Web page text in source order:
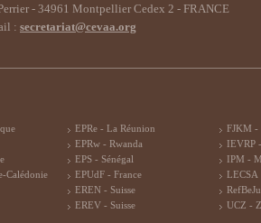
- 34961 Montpellier Cedex 2 - FRANCE
: secretariat@cevaa.org
Calédonie
EPRe - La Réunion
EPRw - Rwanda
EPS - Sénégal
EPUdF - France
EREN - Suisse
EREV - Suisse
FJKM -
IEVRP
IPM -
LECSA
UCZ -